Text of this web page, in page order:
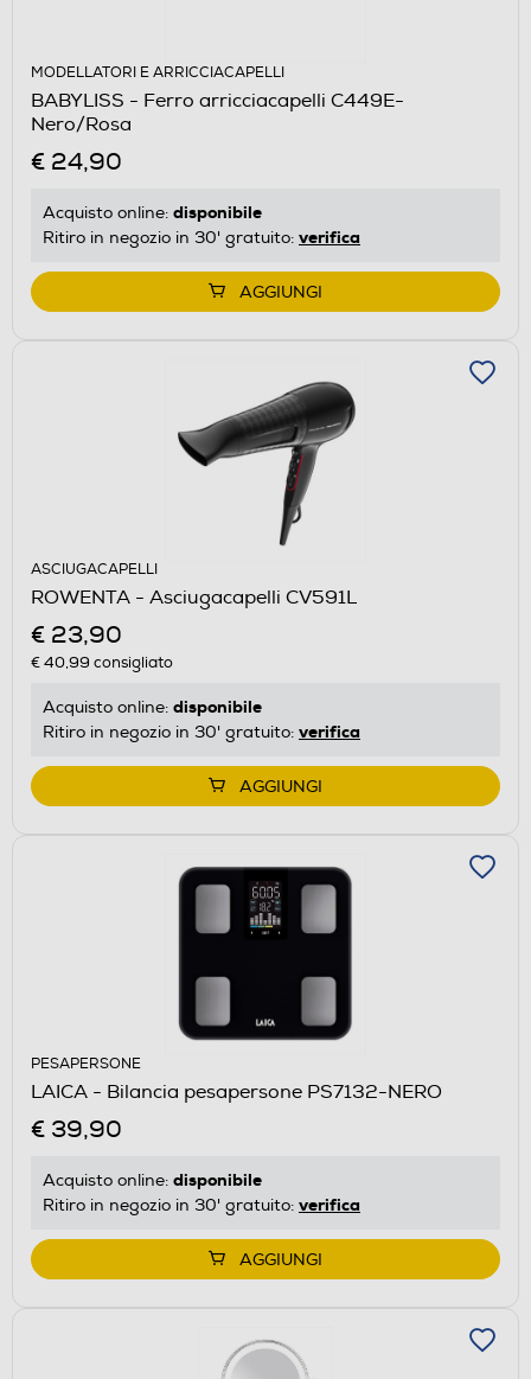
MODELLATORI E ARRICCIACAPELLI
BABYLISS - Ferro arricciacapelli C449E-
Nero/Rosa
€ 24,90
Acquisto online: disponibile
Ritiro in negozio in 30' gratuito: verifica
AGGIUNGI
ASCIUGACAPELLI
ROWENTA - Asciugacapelli CV591L
€ 23,90
€ 40,99 consigliato
Acquisto online: disponibile
Ritiro in negozio in 30' gratuito: verifica
AGGIUNGI
PESAPERSONE
LAICA - Bilancia pesapersone PS7132-NERO
€ 39,90
Acquisto online: disponibile
Ritiro in negozio in 30' gratuito: verifica
AGGIUNGI